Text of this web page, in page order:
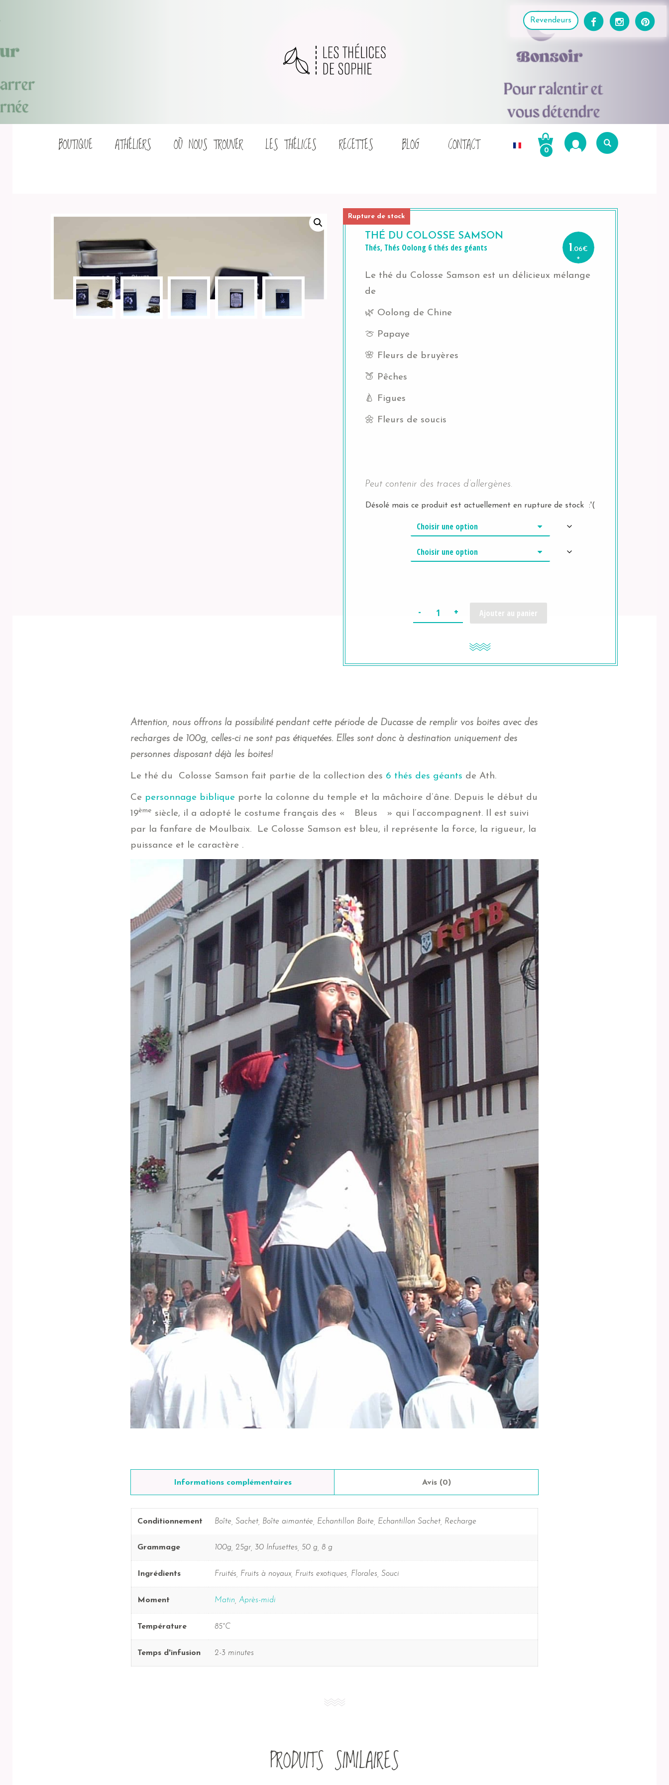
Revendeurs
BOUTIQUE ATHÉLIERS OÙ NOUS TROUVER LES THÉLICES RECETTES BLOG CONTACT 0
THÉ DU COLOSSE SAMSON
Thés, Thés Oolong 6 thés des géants
Rupture de stock
*
1.06€
Le thé du Colosse Samson est un délicieux mélange
de
🌿 Oolong de Chine
🍈 Papaye
🌸 Fleurs de bruyères
🍑 Pêches
🍐 Figues
🌼 Fleurs de soucis
Peut contenir des traces d’allergènes.
Désolé mais ce produit est actuellement en rupture de stock :'(
Ajouter au panier
Attention, nous offrons la possibilité pendant cette période de Ducasse de remplir vos boites avec des
recharges de 100g, celles-ci ne sont pas étiquetées. Elles sont donc à destination uniquement des
personnes disposant déjà les boites!
Le thé du Colosse Samson fait partie de la collection des 6 thés des géants de Ath.
Ce personnage biblique porte la colonne du temple et la mâchoire d’âne. Depuis le début du
19ème siècle, il a adopté le costume français des « Bleus » qui l’accompagnent. Il est suivi
par la fanfare de Moulbaix. Le Colosse Samson est bleu, il représente la force, la rigueur, la
puissance et le caractère .
Informations complémentaires Avis (0)
Conditionnement Boîte, Sachet, Boîte aimantée, Echantillon Boite, Echantillon Sachet, Recharge
Grammage 100g, 25gr, 30 Infusettes, 50 g, 8 g
Ingrédients Fruités, Fruits à noyaux, Fruits exotiques, Florales, Souci
Moment Matin Après-midi
Température 85°C
Temps d'infusion 2-3 minutes
PRODUITS SIMILAIRES